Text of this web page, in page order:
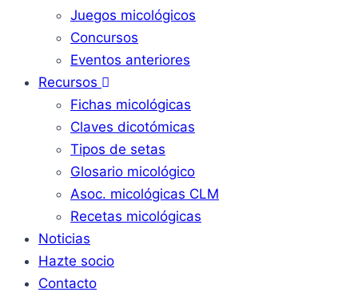
Juegos micológicos
Concursos
Eventos anteriores
Recursos
Fichas micológicas
Claves dicotómicas
Tipos de setas
Glosario micológico
Asoc. micológicas CLM
Recetas micológicas
Noticias
Hazte socio
Contacto